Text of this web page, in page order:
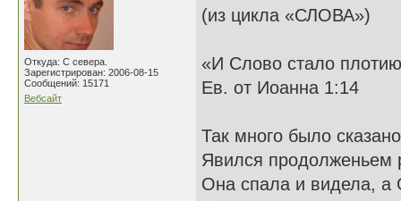
Откуда: С севера.
Зарегистрирован: 2006-08-15
Сообщений: 15171
Вебсайт
(из цикла «СЛОВА»)
«И Слово стало
Ев. от Иоанна 1:14
Так много было
Явился продолженьем
Она спала и видела, а